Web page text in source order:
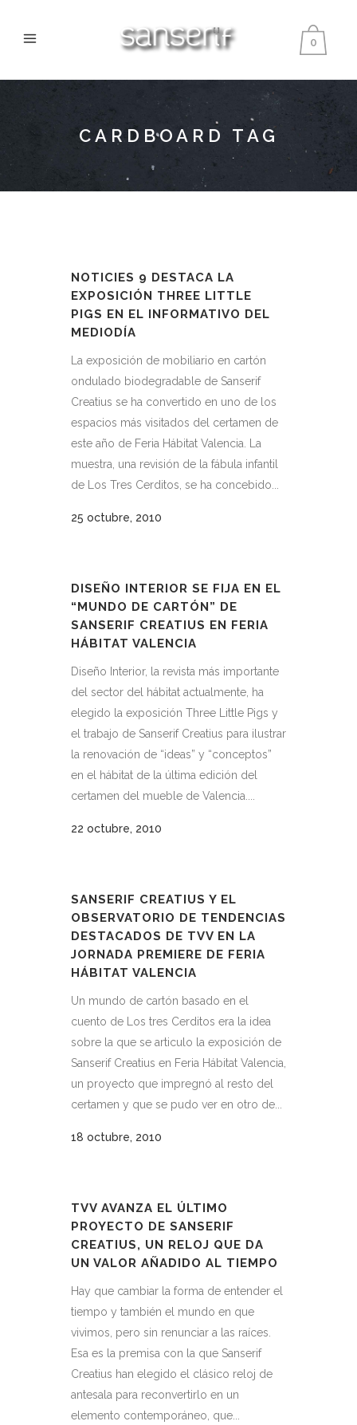
0
CARDBOARD TAG
NOTICIES 9 DESTACA LA
EXPOSICIÓN THREE LITTLE
PIGS EN EL INFORMATIVO DEL
MEDIODÍA
La exposición de mobiliario en cartón
ondulado biodegradable de Sanserif
Creatius se ha convertido en uno de los
espacios más visitados del certamen de
este año de Feria Hábitat Valencia. La
muestra, una revisión de la fábula infantil
de Los Tres Cerditos, se ha concebido...
25 octubre, 2010
DISEÑO INTERIOR SE FIJA EN EL
“MUNDO DE CARTÓN” DE
SANSERIF CREATIUS EN FERIA
HÁBITAT VALENCIA
Diseño Interior, la revista más importante
del sector del hábitat actualmente, ha
elegido la exposición Three Little Pigs y
el trabajo de Sanserif Creatius para ilustrar
la renovación de “ideas” y “conceptos”
en el hábitat de la última edición del
certamen del mueble de Valencia....
22 octubre, 2010
SANSERIF CREATIUS Y EL
OBSERVATORIO DE TENDENCIAS
DESTACADOS DE TVV EN LA
JORNADA PREMIERE DE FERIA
HÁBITAT VALENCIA
Un mundo de cartón basado en el
cuento de Los tres Cerditos era la idea
sobre la que se articulo la exposición de
Sanserif Creatius en Feria Hábitat Valencia,
un proyecto que impregnó al resto del
certamen y que se pudo ver en otro de...
18 octubre, 2010
TVV AVANZA EL ÚLTIMO
PROYECTO DE SANSERIF
CREATIUS, UN RELOJ QUE DA
UN VALOR AÑADIDO AL TIEMPO
Hay que cambiar la forma de entender el
tiempo y también el mundo en que
vivimos, pero sin renunciar a las raíces.
Esa es la premisa con la que Sanserif
Creatius han elegido el clásico reloj de
antesala para reconvertirlo en un
elemento contemporáneo, que...